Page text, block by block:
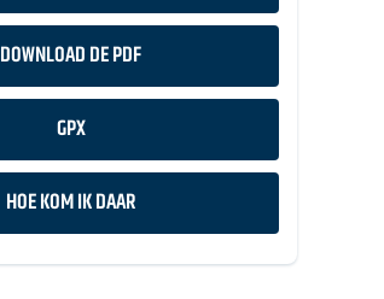
DOWNLOAD DE PDF
GPX
HOE KOM IK DAAR